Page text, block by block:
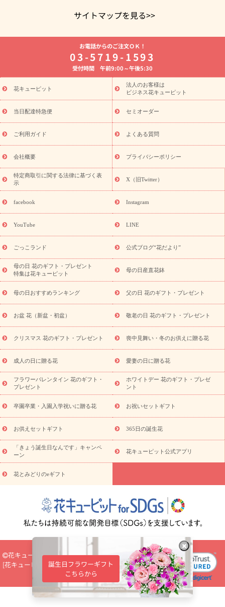
誕生日フラワーギフト
こちらから
サイトマップを見る>>
よく贈られる花
お祝いの花特集
誕生日フラワーギフト特集
8月の誕生花(トルコキキョウ)
開店・開業祝い
お供え・お悔やみ お供え・お悔やみの花
通夜・葬儀に贈る花 胡蝶蘭・花鉢
ーブドフラワー
季節のイベント
ひまわり ギフト・プレゼント
特集
お盆 花（新盆・初盆） 季節のイベント
お盆 花（新
盆・初盆）
お盆 花（新盆・初盆）
お盆・お供え 花とセットギ
フト
お盆・お供え プリザーブドフラワー
ひまわり ギフト・プ
レゼント特集
夏の花贈り・お中元・暑中見舞い 花のギフト特集
敬老の日におくる花ギフト・プレゼント特集
花ギフト・プレゼント特集
敬老の日 花のおすすめランキング
敬
老の日 花鉢植えのギフト・プレゼント特集
敬老の日 花とセットギ
フト・プレゼント特集
敬老の日の花 全てのギフト一覧
キャン
ペーン
映画『ウォーターガーディアンズ』コラボキャンペーン
「きょう誕生日なんです」キャンペーン
誕生日の花を探す
誕生日フラワーギフト 誕生日フラワーギフト特集
(トルコキキョウ)
9月の誕生花(リンドウ)
ら探す
お祝いの花特集 当日配達特急便 お祝い商品一覧
念日
結婚祝い 出産祝い 退院祝い・快気祝い
寿祝い
プチギフト ペットのお祝いフラワー
供え・お悔やみ商品一覧
お供え・お悔やみの花
四十九日法要以
お供え プリザーブドフラワー
ペットのお供えフラワー
お盆（新
盆・初盆）
その他 お祝い返し お見舞い
お取り寄せギフト
ビジネス用
ご自宅用 観葉植物 ミディ胡蝶蘭
プリザーブ
ドフラワー
スタイルから探す アレンジメント 花束
スタ
ンド花
お祝い お供え・お悔やみ 胡蝶蘭 胡蝶蘭・花鉢
ディ胡蝶蘭・お祝い
ミディ胡蝶蘭・お供え
世界初の青色胡蝶蘭
観葉植物
観葉植物 産直多肉植物
プリザーブドフラワー
お祝い
お供え・お悔やみ 花とセットギフト
セミオーダー
プチギフト（hanamore -ハナモア-）
花とみどりのeギフト
キューピットのeGfit
カラー ピンク イエローオレンジ
レッ
ド
お花の種類 トルコキキョウ
お祝い お祝い・3000円～ お祝い・4000円～
お祝い・
5000円～
お祝い・7000円～ お祝い・ 10000円～
お供え・お
悔やみ
円～
お供え・お悔やみ・
いのマナー
定年退職祝いのマナー
お祝いを贈るときのマナー・
花キューピットのお祝いコラム一覧
誕生日のお花を「色
彩心理学」で選ぶ方法
結婚祝いの予算相場
出産祝いお役立ち情
転職祝いのマナー基礎知識
ペットのお祝いワンポイントアド
スタンド花（フラスタ）のマナー
お見舞いのマナーとル
ール
新築引っ越し祝いコラム お祝い花のマナー総まとめ
職
場上司や先輩へ贈るお祝い花の正解は？
開店祝いの花 選び方ガイ
お供えを贈るときのマナー・ルール
花キューピットのお供え・
お悔やみ・仏花コラム一覧
花キューピットの仏花のルール・マナ
お電話からのご注文ＯＫ！
03-5719-1593
受付時間 午前9:00～午後5:30
花キューピット
法人のお客様は
ビジネス花キューピット
当日配達特急便 セミオーダー
ご利用ガイド よくある質問
会社概要 プライバシーポリシー
特定商取引に関する法律に基づく表
示
X（旧Twitter）
facebook Instagram
YouTube LINE
ごっこランド 公式ブログ“花だより”
母の日 花のギフト・プレゼント
特集は花キューピット
母の日産直花鉢
母の日おすすめランキング 父の日 花のギフト・プレゼント
お盆 花（新盆・初盆） 敬老の日 花のギフト・プレゼント
クリスマス 花のギフト・プレゼント 喪中見舞い・冬のお供えに贈る花
成人の日に贈る花 愛妻の日に贈る花
フラワーバレンタイン 花のギフト・
プレゼント
ホワイトデー 花のギフト・プレゼ
ント
卒園卒業・入園入学祝いに贈る花 お祝いセットギフト
お供えセットギフト 365日の誕生花
「きょう誕生日なんです」キャンペ
ーン
花キューピット公式アプリ
花とみどりのeギフト
花キューピット
[花キューピット株式会社] Select Language▼